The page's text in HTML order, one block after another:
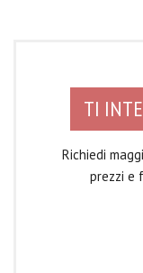
TI
Richiedi
prezzi e